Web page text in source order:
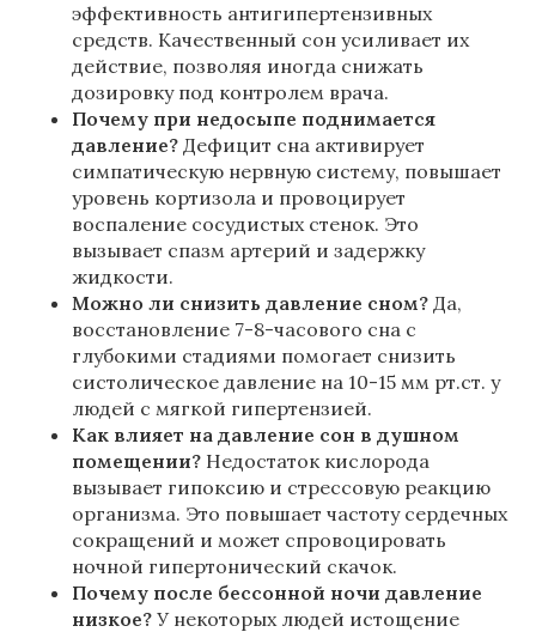
эффективность антигипертензивных
средств. Качественный сон усиливает их
действие, позволяя иногда снижать
дозировку под контролем врача.
Почему при недосыпе поднимается
давление? Дефицит сна активирует
симпатическую нервную систему, повышает
уровень кортизола и провоцирует
воспаление сосудистых стенок. Это
вызывает спазм артерий и задержку
жидкости.
Можно ли снизить давление сном? Да,
восстановление 7-8-часового сна с
глубокими стадиями помогает снизить
систолическое давление на 10-15 мм рт.ст. у
людей с мягкой гипертензией.
Как влияет на давление сон в душном
помещении? Недостаток кислорода
вызывает гипоксию и стрессовую реакцию
организма. Это повышает частоту сердечных
сокращений и может спровоцировать
ночной гипертонический скачок.
Почему после бессонной ночи давление
низкое? У некоторых людей истощение